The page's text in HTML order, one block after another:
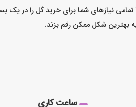
تمامی نیازهای شما برای خرید گل را در
بهترین شکل ممکن رقم بزند.
ساعت کاری